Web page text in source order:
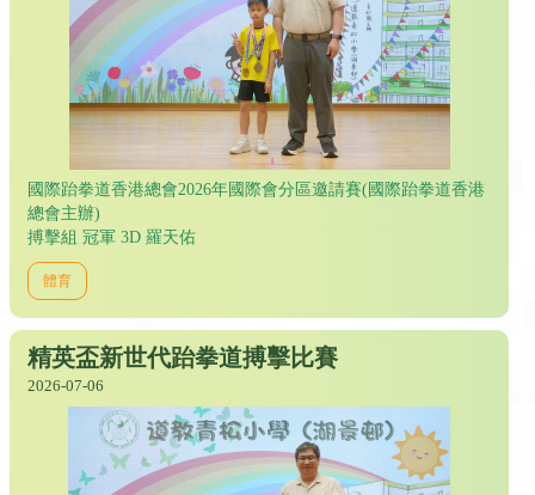
國際跆拳道香港總會2026年國際會分區邀請賽(國際跆拳道香港
總會主辦)
搏擊組 冠軍 3D 羅天佑
體育
精英盃新世代跆拳道搏擊比賽
2026-07-06